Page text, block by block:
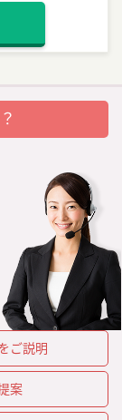
ご説明
案